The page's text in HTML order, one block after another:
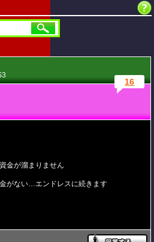
16
金が溜まりません
がない…エンドレスに続きます